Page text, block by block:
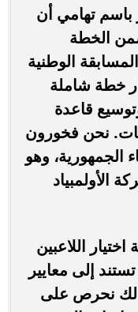
باسم تهامي أن
الخطة
الوطنية
خطة شاملة
قاعدة
نحن فخورون
أنحاء الجمهورية، وهو
الأولمبياد
اللاعبين
إلى معايير
نحرص على